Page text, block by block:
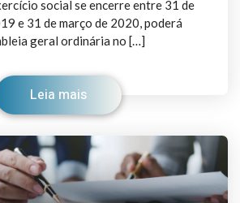
social se encerre entre 31 de
e 31 de março de 2020, poderá
geral ordinária no […]
Leia mais